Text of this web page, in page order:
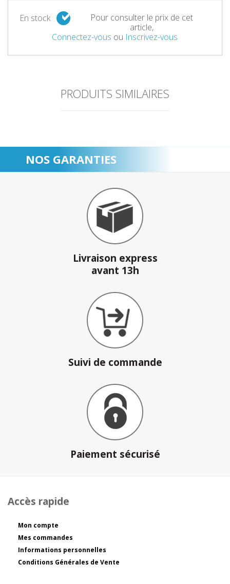
En stock
Pour consulter le prix de cet
article,
Connectez-vous ou Inscrivez-vous
PRODUITS SIMILAIRES
NOS GARANTIES
Livraison express
avant 13h
Suivi de commande
Paiement sécurisé
Accès rapide
Mon compte
Mes commandes
Informations personnelles
Conditions Générales de Vente